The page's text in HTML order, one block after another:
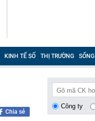
KINH TẾ SỐ THỊ TRƯỜNG SỐNG
Chia sẻ
Công ty